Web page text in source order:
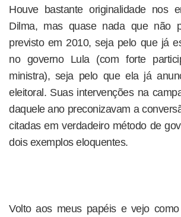
Houve bastante originalidade nos
Dilma, mas quase nada que não
previsto em 2010, seja pelo que já
no governo Lula (com forte
ministra), seja pelo que ela já
eleitoral. Suas intervenções na
daquele ano preconizavam a
citadas em verdadeiro método de
dois exemplos eloquentes.
Volto aos meus papéis e vejo